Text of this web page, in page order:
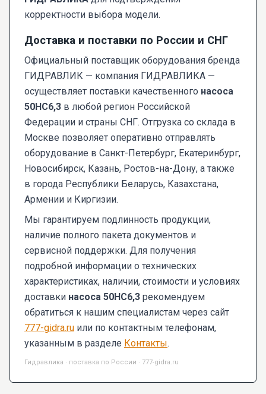
корректности выбора модели.
Доставка и поставки по России и СНГ
Официальный поставщик оборудования бренда
ГИДРАВЛИК — компания ГИДРАВЛИКА —
осуществляет поставки качественного насоса
50НС6,3 в любой регион Российской
Федерации и страны СНГ. Отгрузка со склада в
Москве позволяет оперативно отправлять
оборудование в Санкт-Петербург, Екатеринбург,
Новосибирск, Казань, Ростов-на-Дону, а также
в города Республики Беларусь, Казахстана,
Армении и Киргизии.
Мы гарантируем подлинность продукции,
наличие полного пакета документов и
сервисной поддержки. Для получения
подробной информации о технических
характеристиках, наличии, стоимости и условиях
доставки насоса 50НС6,3 рекомендуем
обратиться к нашим специалистам через сайт
777-gidra.ru или по контактным телефонам,
указанным в разделе Контакты.
Гидравлика · поставка по России · 777-gidra.ru